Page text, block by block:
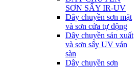
SƠN SẤY IR-UV
Dây chuyền sơn mặt
và sơn cửa tự động
Dây chuyền sản xuất
và sơn sấy UV ván
sàn
Dây chuyền sơn